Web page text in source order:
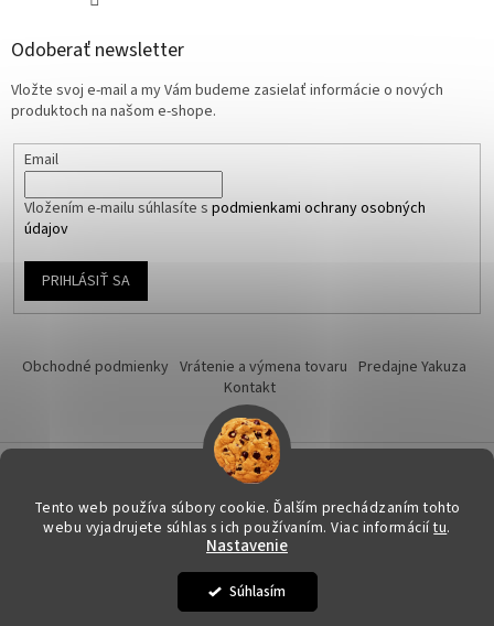
Tento web používa súbory cookie. Ďalším prechádzaním tohto
webu vyjadrujete súhlas s ich používaním. Viac informáciítu.
Nastavenie
Súhlasím
Odoberať newsletter
Vložte svoj e-mail a my Vám budeme zasielať informácie o nových
produktoch na našom e-shope.
Email
Vložením e-mailu súhlasíte s podmienkami ochrany osobných
údajov
PRIHLÁSIŤ SA
Obchodné podmienky Vrátenie a výmena tovaru Predajne Yakuza
Kontakt
Vytvoril Shoptet
nastavenie cookies